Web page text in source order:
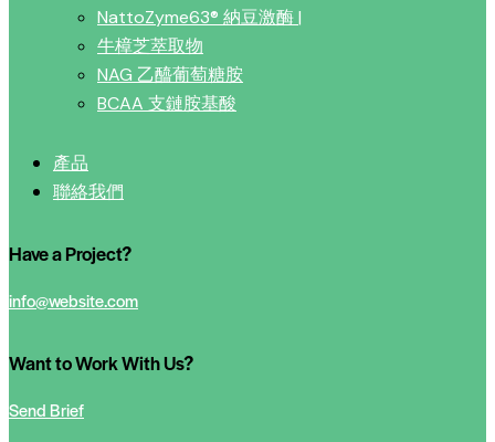
NattoZyme63® 納豆激酶 |
牛樟芝萃取物
NAG 乙醯葡萄糖胺
BCAA 支鏈胺基酸
產品
聯絡我們
Have a Project?
info@website.com
Want to Work With Us?
Send Brief